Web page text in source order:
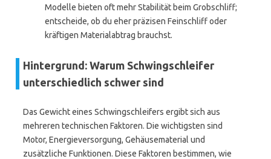
Modelle bieten oft mehr Stabilität beim Grobschliff;
entscheide, ob du eher präzisen Feinschliff oder
kräftigen Materialabtrag brauchst.
Hintergrund: Warum Schwingschleifer
unterschiedlich schwer sind
Das Gewicht eines Schwingschleifers ergibt sich aus
mehreren technischen Faktoren. Die wichtigsten sind
Motor, Energieversorgung, Gehäusematerial und
zusätzliche Funktionen. Diese Faktoren bestimmen, wie